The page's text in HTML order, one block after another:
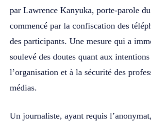
par Lawrence Kanyuka, porte-parole
commencé par la confiscation des
des participants. Une mesure qui a
soulevé des doutes quant aux
l’organisation et à la sécurité des
médias.
Un journaliste, ayant requis